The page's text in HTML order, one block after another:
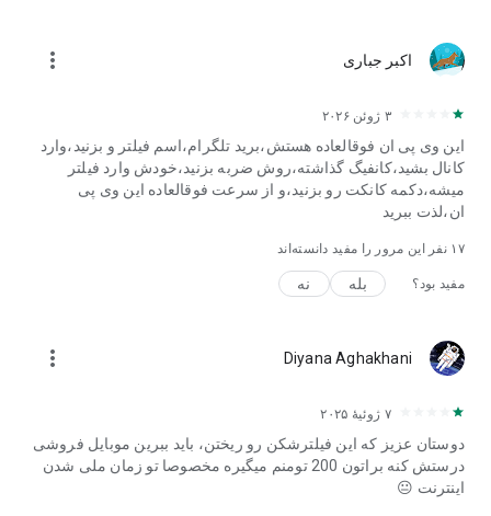
بررسی مداوم هویت، وضعیت دستگاه و موقعیت مکانی پیشرفته
ارائه می‌شود.
مورد اعتماد کسب و کارهای جهانی:
دیگران، به راهکارهای Zero-Trust VPN OpenVPN متکی هستند.
اکبر جباری more_vert
۳ ژوئن ۲۰۲۶
این وی پی ان فوقالعاده هستش،برید تلگرام،اسم فیلتر و بزنید،وارد
کانال بشید،کانفیگ گذاشته،روش ضربه بزنید،خودش وارد فیلتر
میشه،دکمه کانکت رو بزنید،و از سرعت فوقالعاده این وی پی
ان،لذت ببرید
۱۷ نفر این مرور را مفید دانسته‌اند
مفید بود؟ بله نه
Diyana Aghakhani
more_vert
۷ ژوئیهٔ ۲۰۲۵
دوستان عزیز که این فیلترشکن رو ریختن، باید ببرین موبایل فروشی
درستش کنه براتون 200 تومنم میگیره مخصوصا تو زمان ملی شدن
اینترنت 😐